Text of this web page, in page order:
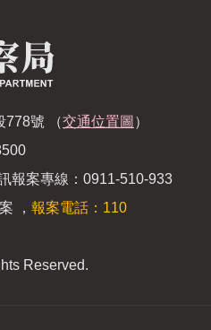
778號 （交通位置圖 ）
報案專線：0911-510-933
， 報案電話：110
Reserved.